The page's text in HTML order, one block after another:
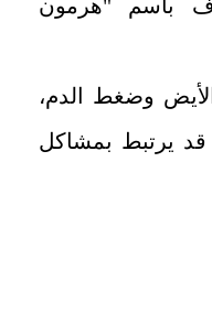
باسم "هرمون
وضغط الدم،
يرتبط بمشاكل